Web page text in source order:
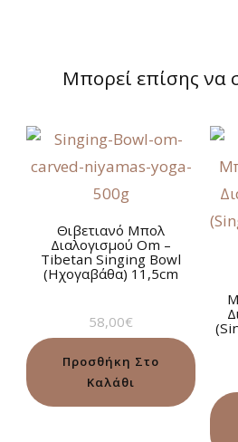
Μπορεί επίσης να
Θιβετιανό Μπολ
Διαλογισμού Om –
Tibetan Singing Bowl
(Ηχογαβάθα) 11,5cm
58,00€
Προσθήκη Στο
Καλάθι